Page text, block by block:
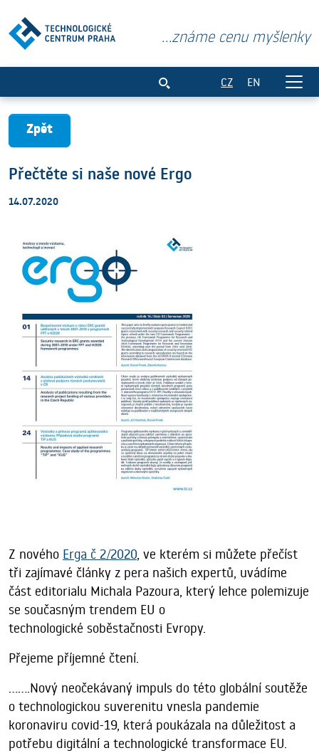
...známe cenu myšlenky
CZ EN
Zpět
Přečtěte si naše nové Ergo
14.07.2020
Z nového Erga č 2/2020, ve kterém si můžete přečíst
tři zajímavé články z pera našich expertů, uvádíme
část editorialu Michala Pazoura, který lehce polemizuje
se současným trendem EU o
technologické soběstačnosti Evropy.
Přejeme příjemné čtení.
.......Nový neočekávaný impuls do této globální soutěže
o technologickou suverenitu vnesla pandemie
koronaviru covid-19, která poukázala na důležitost a
potřebu digitální a technologické transformace EU.